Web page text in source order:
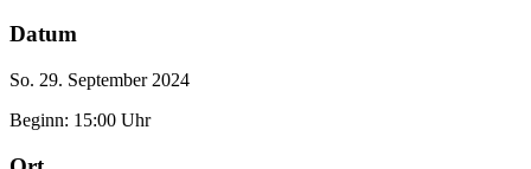
Datum
So. 29. September 2024
Beginn: 15:00 Uhr